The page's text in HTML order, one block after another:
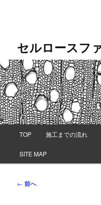
ン
ツ
へ
移
動
セルロースフ
TOP 施工までの流れ
SITE MAP
投← 前へ